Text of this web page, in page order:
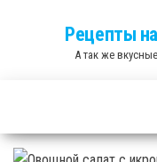
Рецепты
А так же